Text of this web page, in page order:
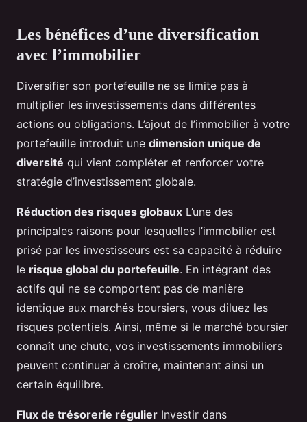
Les bénéfices d’une diversification
avec l’immobilier
Diversifier son portefeuille ne se limite pas à
multiplier les investissements dans différentes
actions ou obligations. L’ajout de l’immobilier à votre
portefeuille introduit une dimension unique de
diversité qui vient compléter et renforcer votre
stratégie d’investissement globale.
Réduction des risques globaux L’une des
principales raisons pour lesquelles l’immobilier est
prisé par les investisseurs est sa capacité à réduire
le risque global du portefeuille. En intégrant des
actifs qui ne se comportent pas de manière
identique aux marchés boursiers, vous diluez les
risques potentiels. Ainsi, même si le marché boursier
connaît une chute, vos investissements immobiliers
peuvent continuer à croître, maintenant ainsi un
certain équilibre.
Flux de trésorerie régulier Investir dans